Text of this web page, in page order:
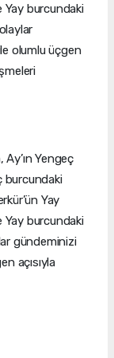
Yay burcundaki
olumlu üçgen
Yengeç
burcundaki
Yay
Yay burcundaki
gündeminizi
açısıyla